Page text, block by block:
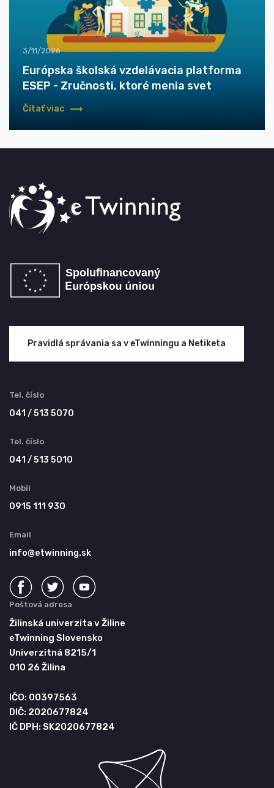
3/11/2026
Európska školská vzdelávacia platforma
ESEP - Zručnosti, ktoré menia svet
Čítať viac
Pravidlá správania sa v eTwinningu a Netiketa
Tel. číslo
041 / 513 5070
Tel. číslo
041 / 513 5010
Mobil
0915 111 930
Email
info@etwinning.sk
Poštová adresa
Žilinská univerzita v Žiline
eTwinning Slovensko
Univerzitná 8215/1
010 26 Žilina
IČO: 00397563
DIČ: 2020677824
IČ DPH: SK2020677824